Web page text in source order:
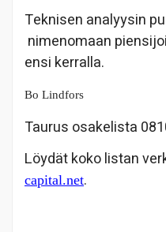
Teknisen analyysin
nimenomaan
ensi kerralla.
Bo Lindfors
Taurus osakelista
Löydät koko listan
capital.net.